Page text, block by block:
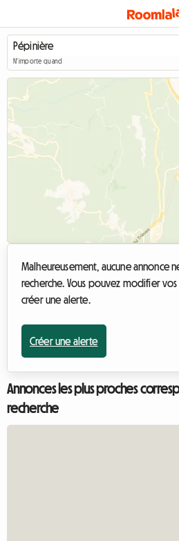
N'importe quand
Malheureusement, aucune annonce
recherche. Vous pouvez modifier
créer une alerte.
Créer une alerte
Annonces les plus proches
recherche